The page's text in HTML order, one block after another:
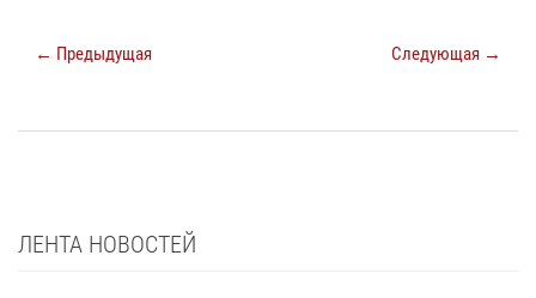
← Предыдущая Следующая →
ЛЕНТА НОВОСТЕЙ